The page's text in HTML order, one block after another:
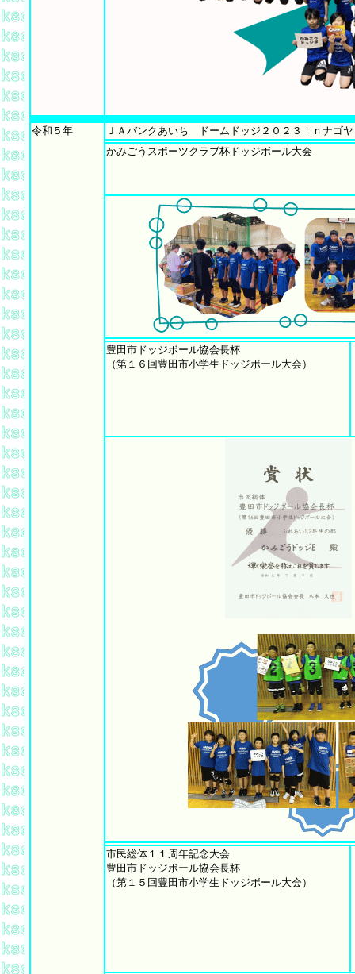
令和５年
ＪＡバンクあいち ドームドッジ２０２３ｉｎナゴヤ
かみごうスポーツクラブ杯ドッジボール大会
豊田市ドッジボール協会長杯
（第１６回豊田市小学生ドッジボール大会）
市民総体１１周年記念大会
豊田市ドッジボール協会長杯
（第１５回豊田市小学生ドッジボール大会）